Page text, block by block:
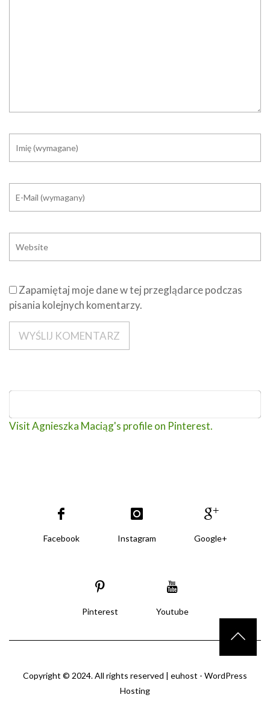
Zapamiętaj moje dane w tej przeglądarce podczas
pisania kolejnych komentarzy.
Visit Agnieszka Maciąg's profile on Pinterest.
Facebook Instagram Google+
Pinterest Youtube
Copyright © 2024. All rights reserved | euhost - WordPress
Hosting